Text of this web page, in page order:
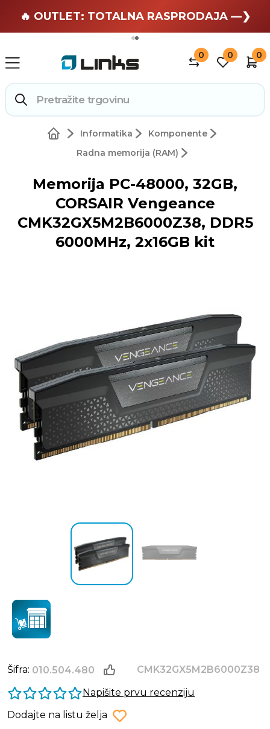
🏄 Zaslužuješ odmor —❯
🔥 OUTLET: TOTALNA RASPRODAJA —❯
0 0 0
Informatika
Komponente
Radna memorija (RAM)
Memorija PC-48000, 32GB,
CORSAIR Vengeance
CMK32GX5M2B6000Z38, DDR5
6000MHz, 2x16GB kit
Šifra: 010.504.480
CMK32GX5M2B6000Z38
Napišite prvu recenziju
Dodajte na listu želja